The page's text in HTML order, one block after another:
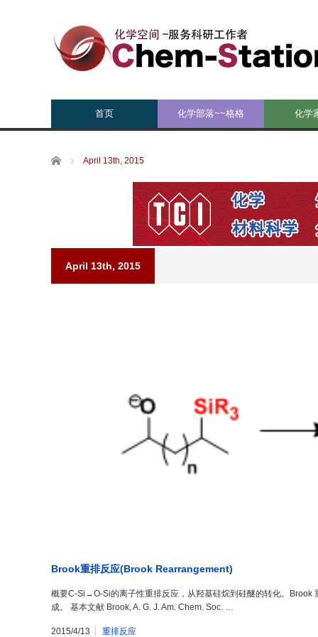
首页 化学部落~~格格 化学
Home April 13th, 2015
April 13th, 2015
Brook重排反应(Brook Rearrangement)
概要C-Si→O-Si的离子性重排反应，从羟基硅烷到硅醚的转化。Brook
成。 基本文献 Brook, A. G. J. Am. Chem. Soc. …
2015/4/13 重排反应